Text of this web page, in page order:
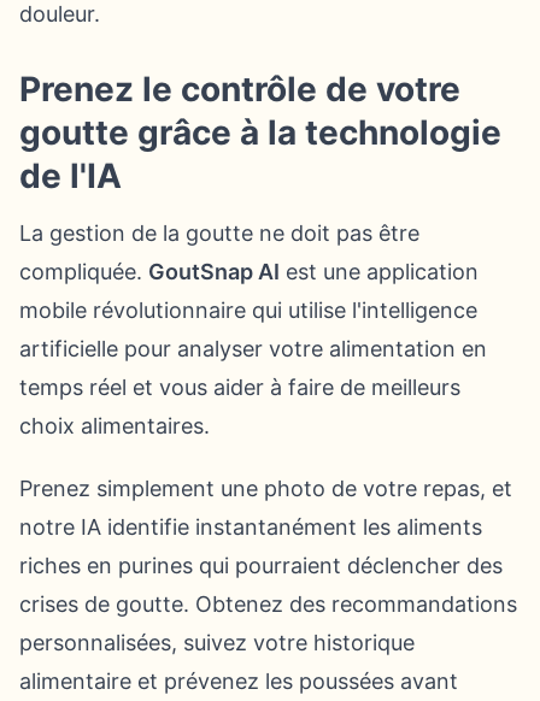
douleur.
Prenez le contrôle de votre
goutte grâce à la technologie
de l'IA
La gestion de la goutte ne doit pas être
compliquée. GoutSnap AI est une application
mobile révolutionnaire qui utilise l'intelligence
artificielle pour analyser votre alimentation en
temps réel et vous aider à faire de meilleurs
choix alimentaires.
Prenez simplement une photo de votre repas, et
notre IA identifie instantanément les aliments
riches en purines qui pourraient déclencher des
crises de goutte. Obtenez des recommandations
personnalisées, suivez votre historique
alimentaire et prévenez les poussées avant